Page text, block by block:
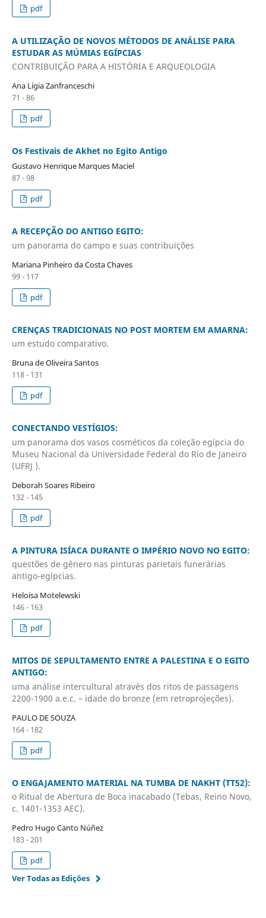
pdf
A UTILIZAÇÃO DE NOVOS MÉTODOS DE ANÁLISE PARA
ESTUDAR AS MÚMIAS EGÍPCIAS
CONTRIBUIÇÃO PARA A HISTÓRIA E ARQUEOLOGIA
Ana Lígia Zanfranceschi
71 - 86
pdf
Os Festivais de Akhet no Egito Antigo
Gustavo Henrique Marques Maciel
87 - 98
pdf
A RECEPÇÃO DO ANTIGO EGITO:
um panorama do campo e suas contribuições
Mariana Pinheiro da Costa Chaves
99 - 117
pdf
CRENÇAS TRADICIONAIS NO POST MORTEM EM AMARNA:
um estudo comparativo.
Bruna de Oliveira Santos
118 - 131
pdf
CONECTANDO VESTÍGIOS:
um panorama dos vasos cosméticos da coleção egípcia do
Museu Nacional da Universidade Federal do Rio de Janeiro
(UFRJ ).
Deborah Soares Ribeiro
132 - 145
pdf
A PINTURA ISÍACA DURANTE O IMPÉRIO NOVO NO EGITO:
questões de gênero nas pinturas parietais funerárias
antigo-egípcias.
Heloisa Motelewski
146 - 163
pdf
MITOS DE SEPULTAMENTO ENTRE A PALESTINA E O EGITO
ANTIGO:
uma análise intercultural através dos ritos de passagens
2200-1900 a.e.c. – idade do bronze (em retroprojeções).
PAULO DE SOUZA
164 - 182
pdf
O ENGAJAMENTO MATERIAL NA TUMBA DE NAKHT (TT52):
o Ritual de Abertura de Boca inacabado (Tebas, Reino Novo,
c. 1401-1353 AEC).
Pedro Hugo Canto Núñez
183 - 201
pdf
Ver Todas as Edições